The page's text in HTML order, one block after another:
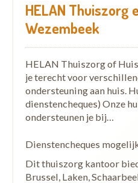
HELAN Thuiszorg
Wezembeek
HELAN Thuiszorg of
je terecht voor
ondersteuning aan huis.
dienstencheques) Onze
ondersteunen je bij…
Dienstencheques
Dit thuiszorg kantoor
Brussel, Laken,